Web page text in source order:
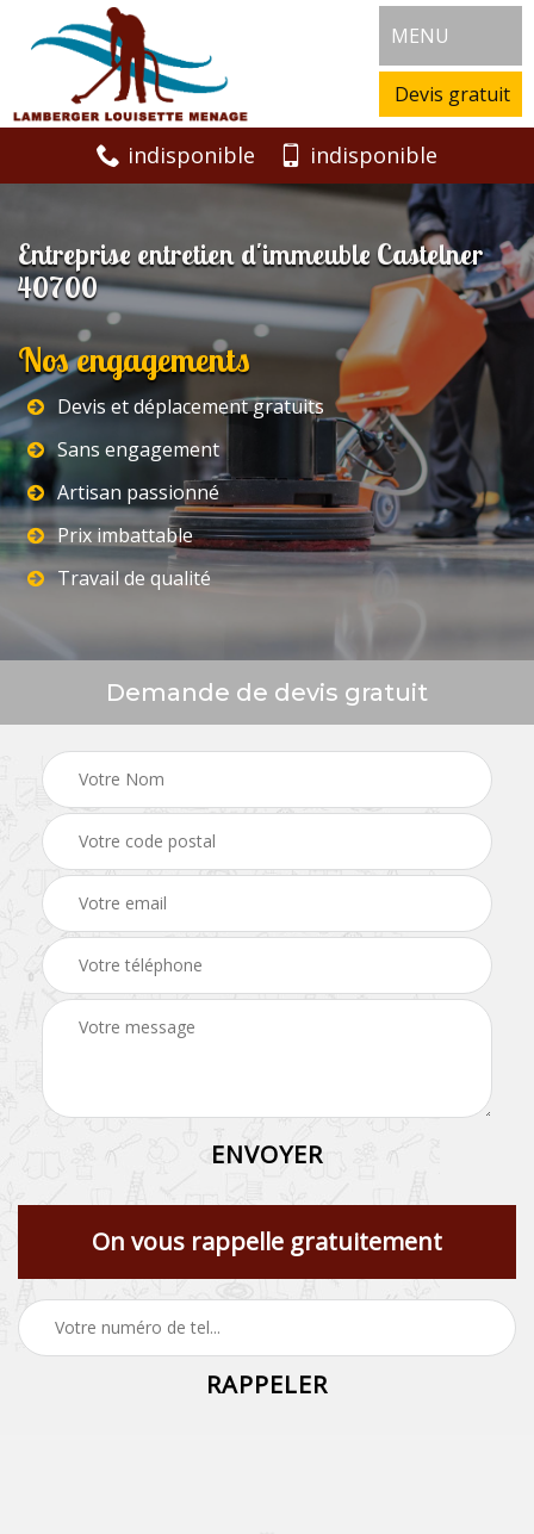
MENU
Devis gratuit
indisponible indisponible
Entreprise entretien d'immeuble Castelner
40700
Nos engagements
Devis et déplacement gratuits
Sans engagement
Artisan passionné
Prix imbattable
Travail de qualité
Demande de devis gratuit
On vous rappelle gratuitement